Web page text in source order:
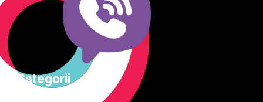
Categorii